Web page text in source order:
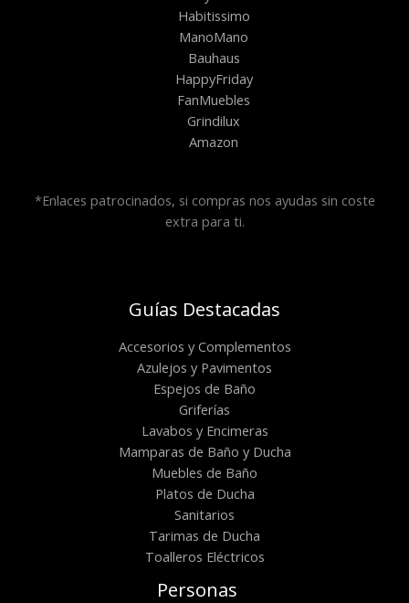
Habitissimo
ManoMano
Bauhaus
HappyFriday
FanMuebles
Grindilux
Amazon
*Enlaces patrocinados, si compras nos ayudas sin coste
extra para ti.
Guías Destacadas
Accesorios y Complementos
Azulejos y Pavimentos
Espejos de Baño
Griferías
Lavabos y Encimeras
Mamparas de Baño y Ducha
Muebles de Baño
Platos de Ducha
Sanitarios
Tarimas de Ducha
Toalleros Eléctricos
Personas